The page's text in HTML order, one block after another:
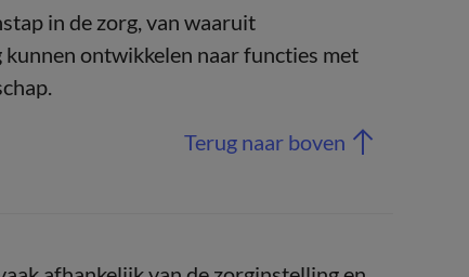
in de zorg, van waaruit
ontwikkelen naar functies met
Terug naar boven